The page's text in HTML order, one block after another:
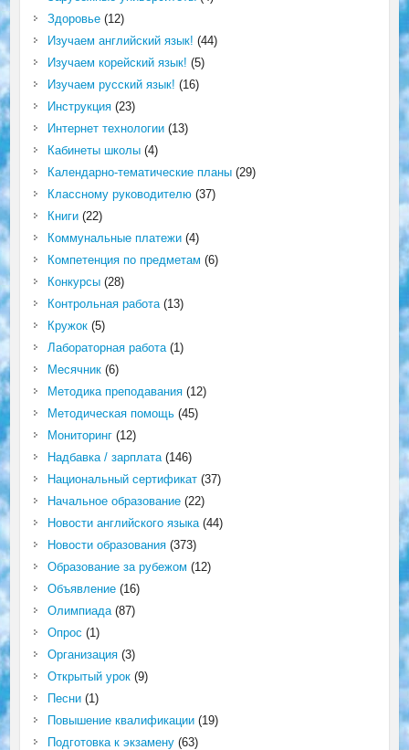
Здоровье(12)
Изучаем английский язык! (44)
Изучаем корейский язык! (5)
Изучаем русский язык! (16)
Инструкция(23)
Интернет технологии(13)
Кабинеты школы(4)
Календарно-тематические планы(29)
Классному руководителю(37)
Книги(22)
Коммунальные платежи(4)
Компетенция по предметам (6)
Конкурсы(28)
Контрольная работа(13)
Кружок(5)
Лабораторная работа(1)
Месячник(6)
Методика преподавания(12)
Методическая помощь(45)
Мониторинг(12)
Надбавка / зарплата(146)
Национальный сертификат(37)
Начальное образование(22)
Новости английского языка(44)
Новости образования(373)
Образование за рубежом (12)
Объявление(16)
Олимпиада(87)
Опрос (1)
Организация(3)
Открытый урок(9)
Песни(1)
Повышение квалификации(19)
Подготовка к экзамену(63)